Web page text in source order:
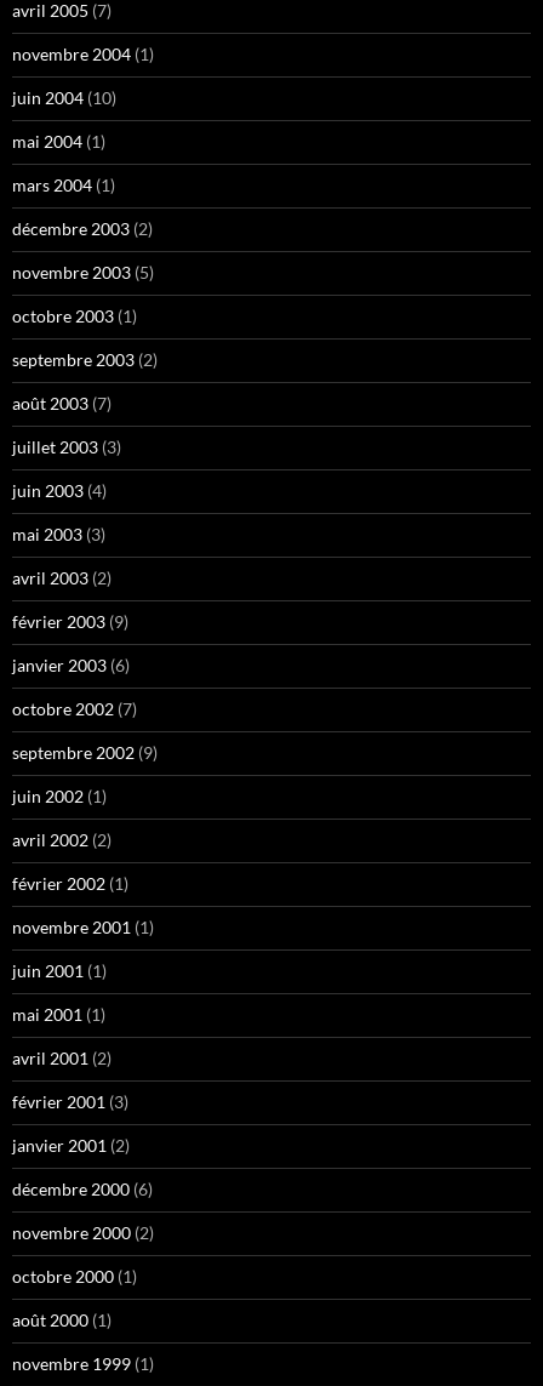
avril 2005 (7)
novembre 2004 (1)
juin 2004 (10)
mai 2004 (1)
mars 2004 (1)
décembre 2003 (2)
novembre 2003 (5)
octobre 2003 (1)
septembre 2003 (2)
août 2003 (7)
juillet 2003 (3)
juin 2003 (4)
mai 2003 (3)
avril 2003 (2)
février 2003 (9)
janvier 2003 (6)
octobre 2002 (7)
septembre 2002 (9)
juin 2002 (1)
avril 2002 (2)
février 2002 (1)
novembre 2001 (1)
juin 2001 (1)
mai 2001 (1)
avril 2001 (2)
février 2001 (3)
janvier 2001 (2)
décembre 2000 (6)
novembre 2000 (2)
octobre 2000 (1)
août 2000 (1)
novembre 1999 (1)